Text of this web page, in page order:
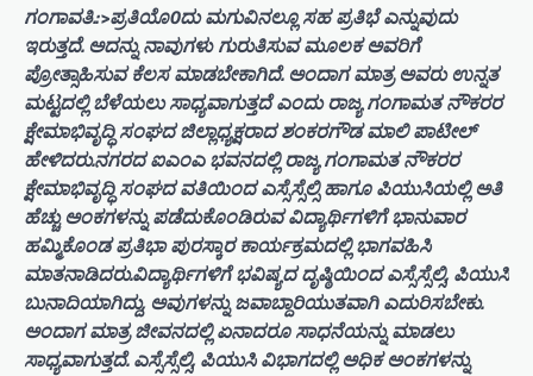
ಗಂಗಾವತಿ.:>ಪ್ರತಿಯೊ0ದು ಮಗುವಿನಲ್ಲೂ ಸಹ ಪ್ರತಿಭೆ ಎನ್ನುವುದು
ಇರುತ್ತದೆ. ಅದನ್ನು ನಾವುಗಳು ಗುರುತಿಸುವ ಮೂಲಕ ಅವರಿಗೆ
ಪ್ರೋತ್ಸಾಹಿಸುವ ಕೆಲಸ ಮಾಡಬೇಕಾಗಿದೆ. ಅಂದಾಗ ಮಾತ್ರ ಅವರು ಉನ್ನತ
ಮಟ್ಟದಲ್ಲಿ ಬೆಳೆಯಲು ಸಾಧ್ಯವಾಗುತ್ತದೆ ಎಂದು ರಾಜ್ಯ ಗಂಗಾಮತ ನೌಕರರ
ಕ್ಷೇಮಾಭಿವೃದ್ಧಿ ಸಂಘದ ಜಿಲ್ಲಾಧ್ಯಕ್ಷರಾದ ಶಂಕರಗೌಡ ಮಾಲಿ ಪಾಟೀಲ್
ಹೇಳಿದರು.ನಗರದ ಐಎಂಎ ಭವನದಲ್ಲಿ ರಾಜ್ಯ ಗಂಗಾಮತ ನೌಕರರ
ಕ್ಷೇಮಾಭಿವೃದ್ಧಿ ಸಂಘದ ವತಿಯಿಂದ ಎಸ್ಸೆಸ್ಸೆಲ್ಸಿ ಹಾಗೂ ಪಿಯುಸಿಯಲ್ಲಿ ಅತಿ
ಹೆಚ್ಚು ಅಂಕಗಳನ್ನು ಪಡೆದುಕೊಂಡಿರುವ ವಿದ್ಯಾರ್ಥಿಗಳಿಗೆ ಭಾನುವಾರ
ಹಮ್ಮಿಕೊಂಡ ಪ್ರತಿಭಾ ಪುರಸ್ಕಾರ ಕಾರ್ಯಕ್ರಮದಲ್ಲಿ ಭಾಗವಹಿಸಿ
ಮಾತನಾಡಿದರು.ವಿದ್ಯಾರ್ಥಿಗಳಿಗೆ ಭವಿಷ್ಯದ ದೃಷ್ಠಿಯಿಂದ ಎಸ್ಸೆಸ್ಸೆಲ್ಸಿ, ಪಿಯುಸಿ
ಬುನಾದಿಯಾಗಿದ್ದು, ಅವುಗಳನ್ನು ಜವಾಬ್ದಾರಿಯುತವಾಗಿ ಎದುರಿಸಬೇಕು.
ಅಂದಾಗ ಮಾತ್ರ ಜೀವನದಲ್ಲಿ ಏನಾದರೂ ಸಾಧನೆಯನ್ನು ಮಾಡಲು
ಸಾಧ್ಯವಾಗುತ್ತದೆ. ಎಸ್ಸೆಸ್ಸೆಲ್ಸಿ, ಪಿಯುಸಿ ವಿಭಾಗದಲ್ಲಿ ಅಧಿಕ ಅಂಕಗಳನ್ನು